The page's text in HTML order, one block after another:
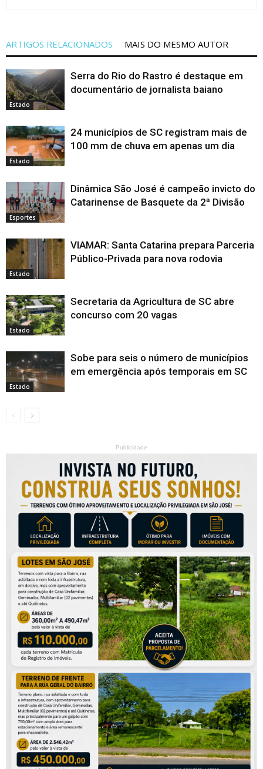
ARTIGOS RELACIONADOS MAIS DO MESMO AUTOR
Estado
Serra do Rio do Rastro é destaque em
documentário de jornalista baiano
Estado
24 municípios de SC registram mais de
100 mm de chuva em apenas um dia
Esportes
Dinâmica São José é campeão invicto do
Catarinense de Basquete da 2ª Divisão
Estado
VIAMAR: Santa Catarina prepara Parceria
Público-Privada para nova rodovia
Estado
Secretaria da Agricultura de SC abre
concurso com 20 vagas
Estado
Sobe para seis o número de municípios
em emergência após temporais em SC
Publicidade